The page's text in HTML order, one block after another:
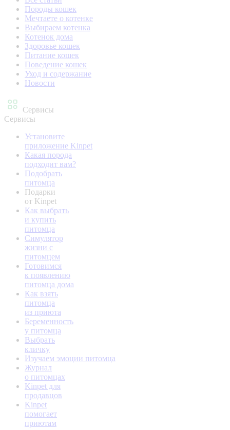
Породы кошек
Мечтаете о котенке
Выбираем котенка
Котенок дома
Здоровье кошек
Питание кошек
Поведение кошек
Уход и содержание
Новости
Сервисы
Сервисы
Установите
приложение Kinpet
Какая порода
подходит вам?
Подобрать
питомца
Подарки
от Kinpet
Как выбрать
и купить
питомца
Симулятор
жизни с
питомцем
Готовимся
к появлению
питомца дома
Как взять
питомца
из приюта
Беременность
у питомца
Выбрать
кличку
Изучаем эмоции питомца
Журнал
о питомцах
Kinpet для
продавцов
Kinpet
помогает
приютам